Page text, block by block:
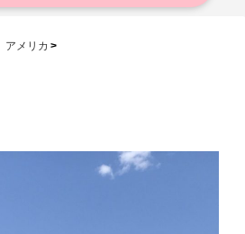
アメリカ